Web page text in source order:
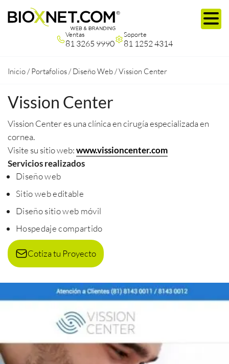
Ventas
81 3265 9990
Soporte
81 1252 4314
Inicio /Portafolios /Diseño Web /Vission Center
Vission Center
Vission Center es una clínica en cirugía especializada en
cornea.
Visite su sitio web:www.vissioncenter.com
Servicios realizados
Diseño web
Sitio web editable
Diseño sitio web móvil
Hospedaje compartido
Cotiza tu Proyecto